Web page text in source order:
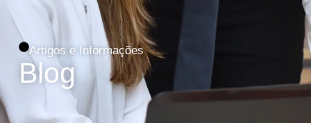
Artigos e Informações
Blog